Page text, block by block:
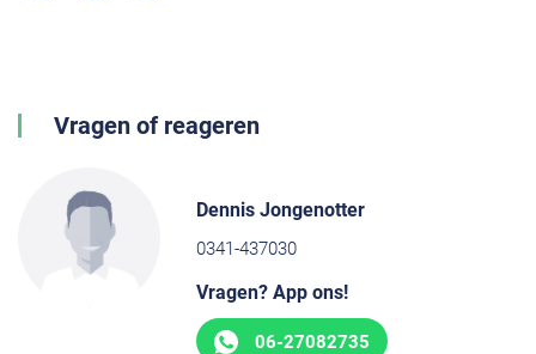
Vragen of reageren
Dennis Jongenotter
0341-437030
Vragen? App ons!
06-27082735